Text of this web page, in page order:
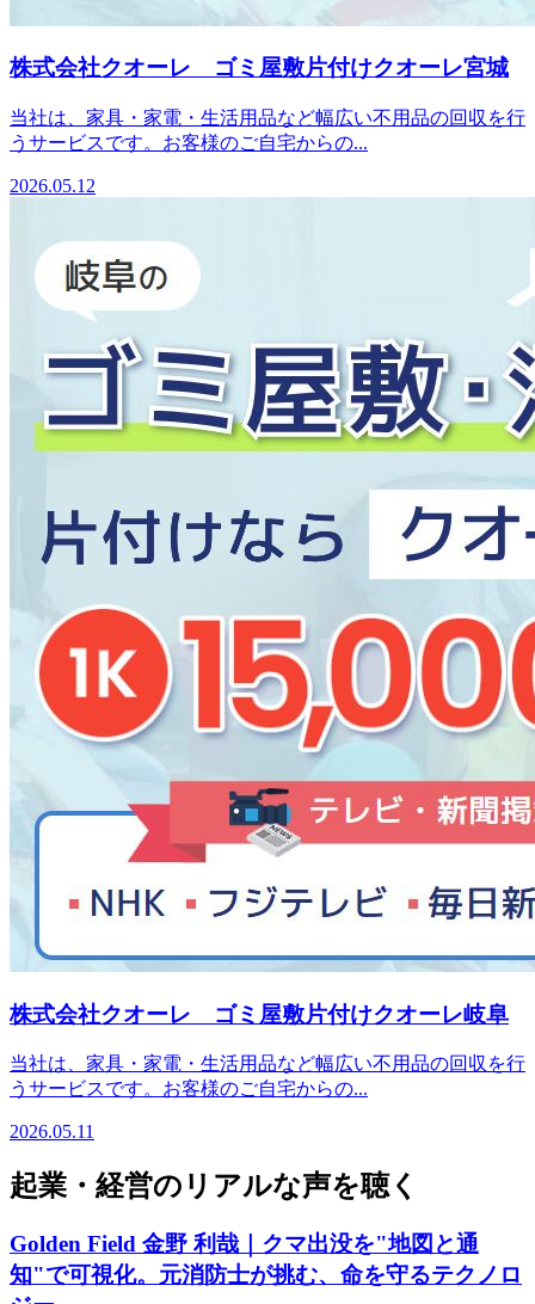
株式会社クオーレ ゴミ屋敷片付けクオーレ宮城
当社は、家具・家電・生活用品など幅広い不用品の回収を行
うサービスです。お客様のご自宅からの...
2026.05.12
株式会社クオーレ ゴミ屋敷片付けクオーレ岐阜
当社は、家具・家電・生活用品など幅広い不用品の回収を行
うサービスです。お客様のご自宅からの...
2026.05.11
起業・経営のリアルな声を聴く
Golden Field 金野 利哉｜クマ出没を"地図と通
知"で可視化。元消防士が挑む、命を守るテクノロ